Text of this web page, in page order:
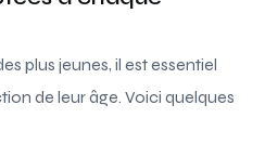
plus jeunes, il est essentiel
de leur âge. Voici quelques